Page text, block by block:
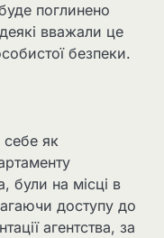
поглинено
вважали це
безпеки.
себе як
були на місці в
доступу до
агентства, за